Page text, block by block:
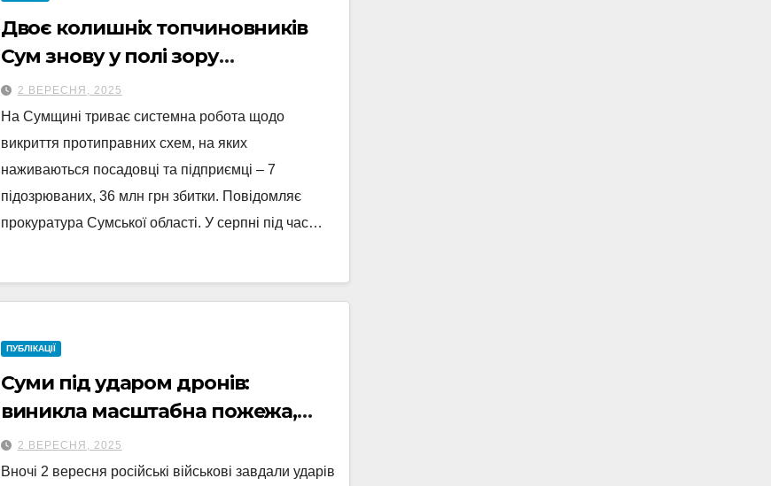
Двоє колишніх топчиновників
Сум знову у полі зору
правоохоронців
2 ВЕРЕСНЯ, 2025
На Сумщині триває системна робота щодо
викриття протиправних схем, на яких
наживаються посадовці та підприємці – 7
підозрюваних, 36 млн грн збитки. Повідомляє
прокуратура Сумської області. У серпні під час…
ПУБЛІКАЦІЇ
Суми під ударом дронів:
виникла масштабна пожежа,
серед постраждалих – дитина
2 ВЕРЕСНЯ, 2025
Вночі 2 вересня російські військові завдали ударів